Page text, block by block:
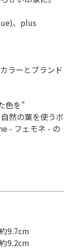
、plus
ラーとブランド
色を”
然の葉を使うボ
- フェモネ - の
9.7cm
9.2cm